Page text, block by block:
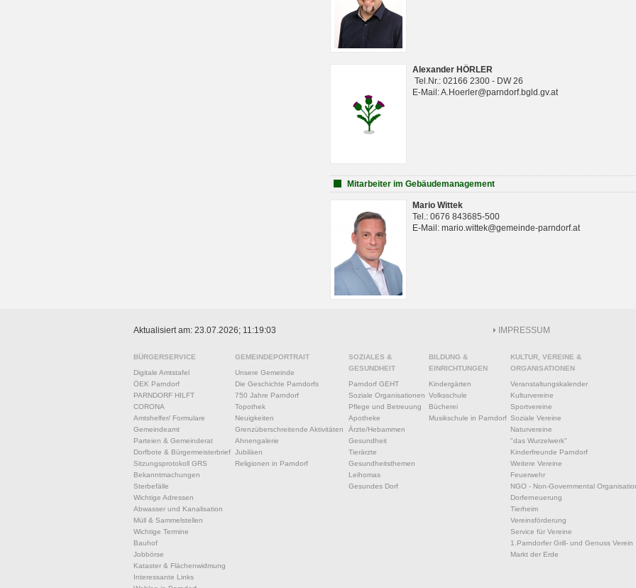
Alexander HÖRLER
Tel.Nr.: 02166 2300 - DW 26
E-Mail: A.Hoerler@parndorf.bgld.gv.at
Mitarbeiter im Gebäudemanagement
Mario Wittek
Tel.: 0676 843685-500
E-Mail: mario.wittek@gemeinde-parndorf.at
Aktualisiert am: 23.07.2026; 11:19:03 IMPRESSUM
BÜRGERSERVICE
Digitale Amtstafel
ÖEK Parndorf
PARNDORF HILFT
CORONA
Amtshelfer/ Formulare
Gemeindeamt
Parteien & Gemeinderat
Dorfbote & Bürgermeisterbrief
Sitzungsprotokoll GRS
Bekanntmachungen
Sterbefälle
Wichtige Adressen
Abwasser und Kanalisation
Müll & Sammelstellen
Wichtige Termine
Bauhof
Jobbörse
Kataster & Flächenwidmung
Interessante Links
GEMEINDEPORTRAIT
Unsere Gemeinde
Die Geschichte Parndorfs
750 Jahre Parndorf
Topothek
Neuigkeiten
Grenzüberschreitende Aktivitäten
Ahnengalerie
Jubiläen
Religionen in Parndorf
SOZIALES &
GESUNDHEIT
Parndorf GEHT
Soziale Organisationen
Pflege und Betreuung
Apotheke
Ärzte/Hebammen
Gesundheit
Tierärzte
Gesundheitsthemen
Leihomas
Gesundes Dorf
BILDUNG &
EINRICHTUNGEN
Kindergärten
Volksschule
Bücherei
Musikschule in Parndorf
KULTUR, VEREINE &
ORGANISATIONEN
Veranstaltungskalender
Kulturvereine
Sportvereine
Soziale Vereine
Naturvereine
"das Wurzelwerk"
Kinderfreunde Parndorf
Weitere Vereine
Feuerwehr
NGO - Non-Governmental
Dorferneuerung
Tierheim
Vereinsförderung
Service für Vereine
1.Parndorfer Grill- und Genuss Verein
Markt der Erde